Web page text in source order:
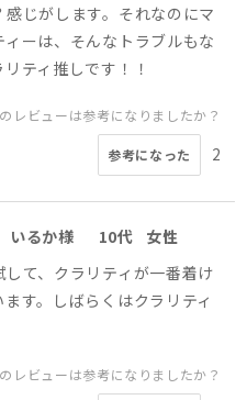
じがします。それなのにマ
ーは、そんなトラブルもな
ティ推しです！！
レビューは参考になりましたか？
参考になった 2
いるか様 10代
女性
て、クラリティが一番着け
す。しばらくはクラリティ
レビューは参考になりましたか？